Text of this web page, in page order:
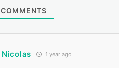
COMMENTS
Nicolas 1 year ago